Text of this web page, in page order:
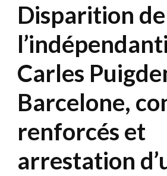
Disparition de
Carles
Barcelone,
renforcés et
arrestation